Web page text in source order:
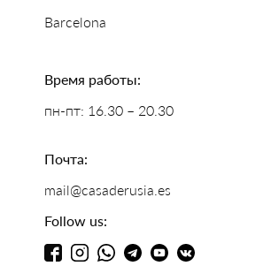
Barcelona
Время работы:
пн-пт: 16.30 – 20.30
Почта:
mail@casaderusia.es
Follow us: